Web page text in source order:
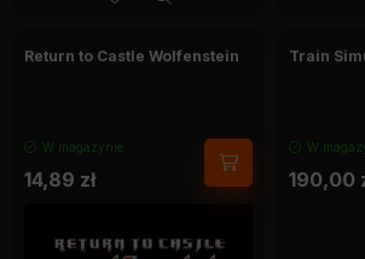
Return to Castle Wolfenstein
W magazynie
14,89 zł
Train
W
190,00